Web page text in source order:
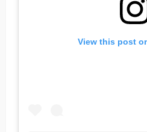
View this post